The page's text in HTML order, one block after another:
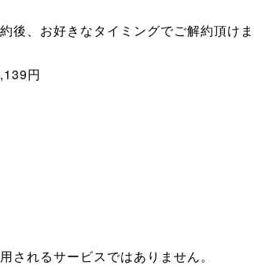
後、お好きなタイミングでご解約頂け
円
されるサービスではありません。